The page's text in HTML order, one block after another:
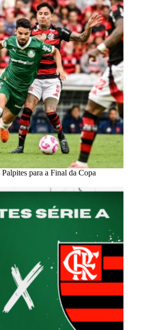
para a Final da Copa